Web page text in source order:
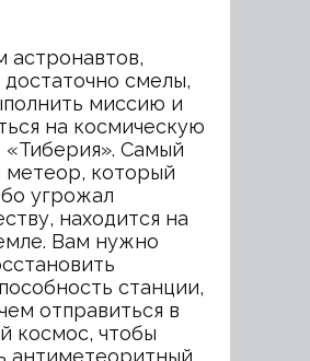
смелы,
миссию и
на космическую
Самый
метеор, который
угрожал
находится на
Вам нужно
станции,
отправиться в
космос, чтобы
антиметеоритный